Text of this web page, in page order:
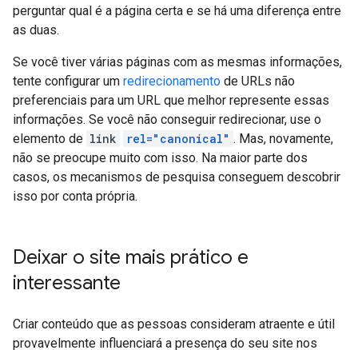
perguntar qual é a página certa e se há uma diferença entre
as duas.
Se você tiver várias páginas com as mesmas informações,
tente configurar um redirecionamento de URLs não
preferenciais para um URL que melhor represente essas
informações. Se você não conseguir redirecionar, use o
elemento de link rel="canonical" . Mas, novamente,
não se preocupe muito com isso. Na maior parte dos
casos, os mecanismos de pesquisa conseguem descobrir
isso por conta própria.
Deixar o site mais prático e
interessante
Criar conteúdo que as pessoas consideram atraente e útil
provavelmente influenciará a presença do seu site nos